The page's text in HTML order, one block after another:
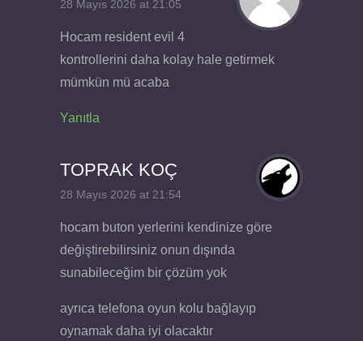
28 Mayıs 2026 at 21:05
Hocam resident evil 4
kontrollerini daha kolay hale getirmek
mümkün mü acaba
Yanıtla
TOPRAK KOÇ
28 Mayıs 2026 at 21:54
hocam buton yerlerini kendinize göre
değiştirebilirsiniz onun dışında
sunabileceğim bir çözüm yok
ayrıca telefona oyun kolu bağlayıp
oynamak daha iyi olacaktır